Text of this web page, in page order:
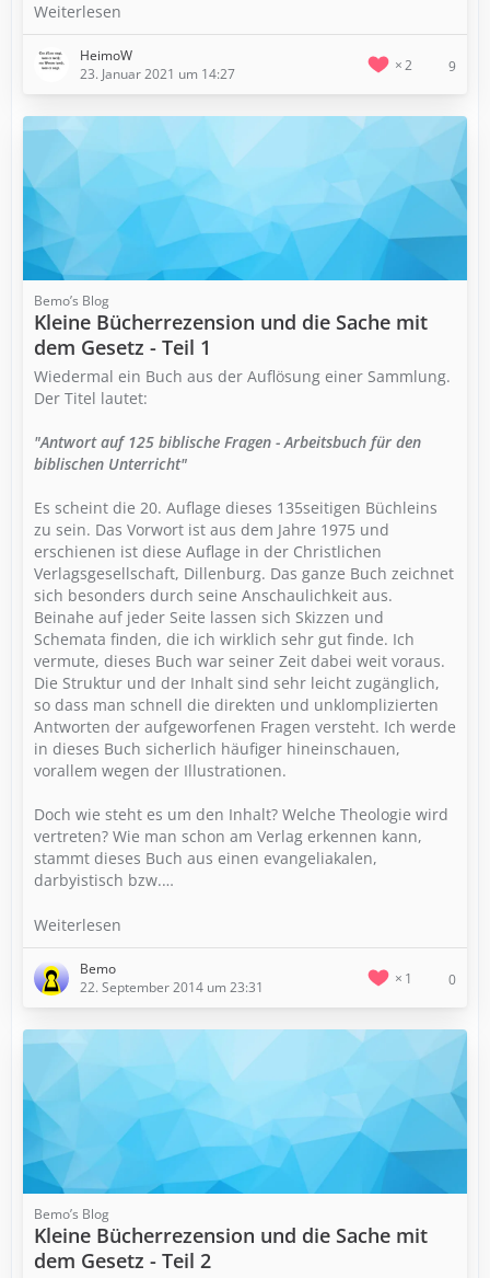
Weiterlesen
HeimoW
23. Januar 2021 um 14:27
2 9
Bemo’s Blog
Kleine Bücherrezension und die Sache mit
dem Gesetz - Teil 1
Wiedermal ein Buch aus der Auflösung einer Sammlung.
Der Titel lautet:
"Antwort auf 125 biblische Fragen - Arbeitsbuch für den
biblischen Unterricht"
Es scheint die 20. Auflage dieses 135seitigen Büchleins
zu sein. Das Vorwort ist aus dem Jahre 1975 und
erschienen ist diese Auflage in der Christlichen
Verlagsgesellschaft, Dillenburg. Das ganze Buch zeichnet
sich besonders durch seine Anschaulichkeit aus.
Beinahe auf jeder Seite lassen sich Skizzen und
Schemata finden, die ich wirklich sehr gut finde. Ich
vermute, dieses Buch war seiner Zeit dabei weit voraus.
Die Struktur und der Inhalt sind sehr leicht zugänglich,
so dass man schnell die direkten und unklomplizierten
Antworten der aufgeworfenen Fragen versteht. Ich werde
in dieses Buch sicherlich häufiger hineinschauen,
vorallem wegen der Illustrationen.
Doch wie steht es um den Inhalt? Welche Theologie wird
vertreten? Wie man schon am Verlag erkennen kann,
stammt dieses Buch aus einen evangeliakalen,
darbyistisch bzw.…
Weiterlesen
Bemo
22. September 2014 um 23:31
1 0
Bemo’s Blog
Kleine Bücherrezension und die Sache mit
dem Gesetz - Teil 2